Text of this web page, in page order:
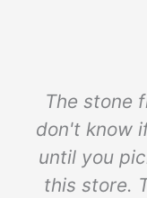
The stone
don't know
until you
this store.